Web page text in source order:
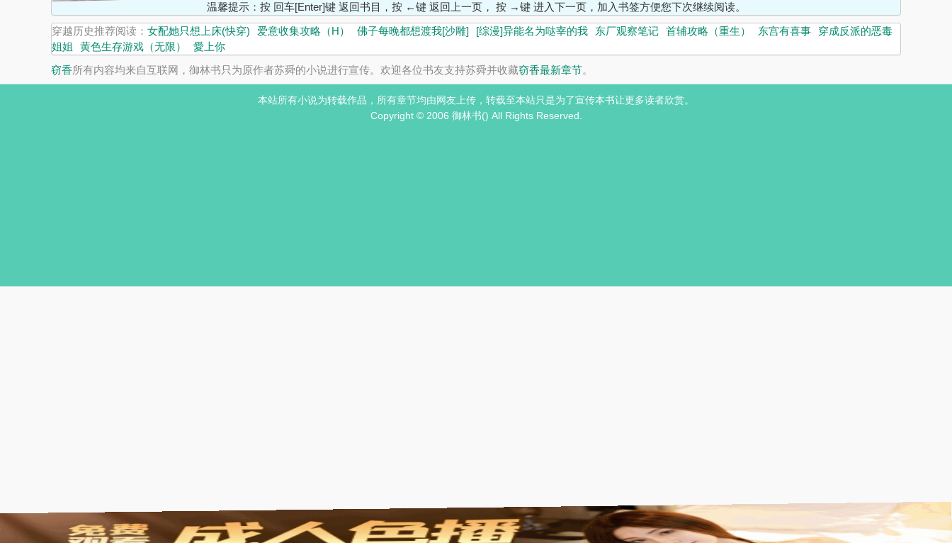
温馨提示：按 回车[Enter]键 返回书目，按 ←键 返回上一页， 按 →键 进入下一页，加入书签方便您下次继续阅读。
穿越历史推荐阅读： 女配她只想上床(快穿) 爱意收集攻略（H） 佛子每晚都想渡我[沙雕] [综漫]异能名为哒宰的我 东厂观察笔记 首辅攻略（重生） 东宫有喜事
穿成反派的恶毒
姐姐
黄色生存游戏（无限）
愛上你
窃香所有内容均来自互联网，御林书只为原作者苏舜的小说进行宣传。欢迎各位书友支持苏舜并收藏窃香最新章节。
本站所有小说为转载作品，所有章节均由网友上传，转载至本站只是为了宣传本书让更多读者欣赏。
Copyright © 2006 御林书() All Rights Reserved.